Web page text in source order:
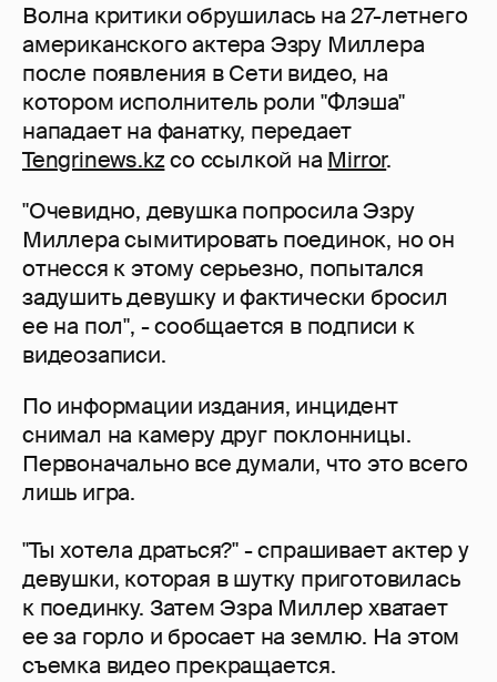
Волна критики обрушилась на 27-летнего
американского актера Эзру Миллера
после появления в Сети видео, на
котором исполнитель роли "Флэша"
нападает на фанатку, передает
Tengrinews.kzсо ссылкой на Mirror.
"Очевидно, девушка попросила Эзру
Миллера сымитировать поединок, но он
отнесся к этому серьезно, попытался
задушить девушку и фактически бросил
ее на пол", - сообщается в подписи к
видеозаписи.
По информации издания, инцидент
снимал на камеру друг поклонницы.
Первоначально все думали, что это всего
лишь игра.
"Ты хотела драться?" - спрашивает актер у
девушки, которая в шутку приготовилась
к поединку. Затем Эзра Миллер хватает
ее за горло и бросает на землю. На этом
съемка видео прекращается.